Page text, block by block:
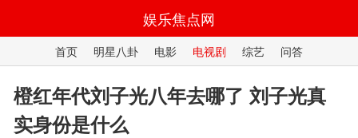
娱乐焦点网
首页 明星八卦 电影 电视剧 综艺 问答
橙红年代刘子光八年去哪了 刘子光真
实身份是什么